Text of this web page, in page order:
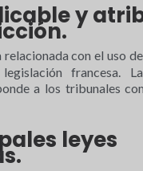
y
con el uso
francesa.
a los tribunales
leyes